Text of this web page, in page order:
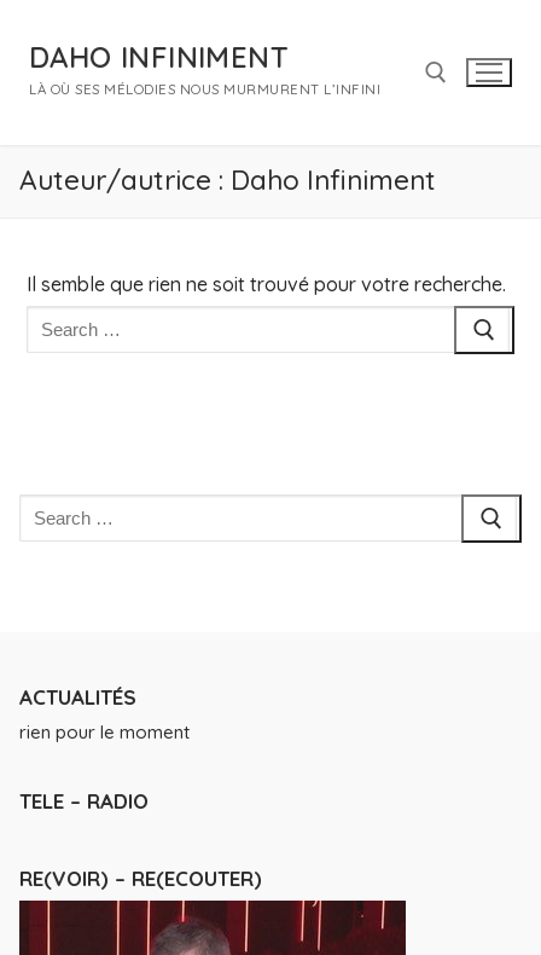
contenuDAHO INFINIMENT
LÀ OÙ SES MÉLODIES NOUS MURMURENT L’INFINI
Auteur/autrice : Daho Infiniment
Il semble que rien ne soit trouvé pour votre recherche.
Rechercher
Rechercher
ACTUALITÉS
rien pour le moment
TELE – RADIO
RE(VOIR) – RE(ECOUTER)